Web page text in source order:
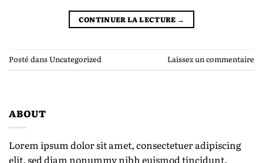
CONTINUER LA LECTURE →
Posté dansUncategorized Laissez un commentaire
ABOUT
Lorem ipsum dolor sit amet, consectetuer adipiscing
elit, sed diam nonummy nibh euismod tincidunt.